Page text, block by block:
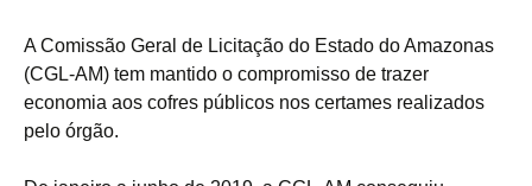
A Comissão Geral de Licitação do Estado do Amazonas
(CGL-AM) tem mantido o compromisso de trazer
economia aos cofres públicos nos certames realizados
pelo órgão.